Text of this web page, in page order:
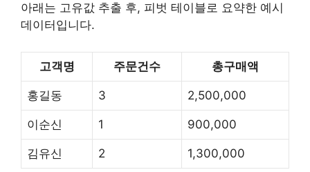
아래는 고유값 추출 후, 피벗 테이블로 요약한 예시
데이터입니다.
고객명 주문건수 총구매액
홍길동 3 2,500,000
이순신 1 900,000
김유신 2 1,300,000